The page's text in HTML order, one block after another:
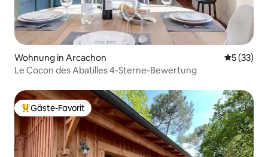
Wohnung in Arcachon
5 (33)
Le Cocon des Abatilles 4-Sterne-Bewertung
Beliebter Gäste-Favorit.
Gäste-Favorit